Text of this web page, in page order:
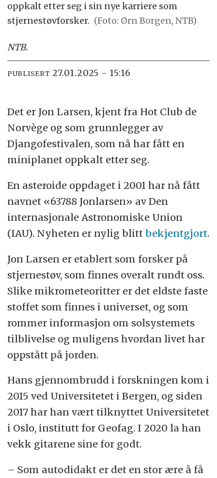
oppkalt etter seg i sin nye karriere som
stjernestøvforsker. (Foto: Ørn Borgen, NTB)
NTB.
PUBLISERT 27.01.2025 - 15:16
Det er Jon Larsen, kjent fra Hot Club de
Norvège og som grunnlegger av
Djangofestivalen, som nå har fått en
miniplanet oppkalt etter seg.
En asteroide oppdaget i 2001 har nå fått
navnet «63788 Jonlarsen» av Den
internasjonale Astronomiske Union
(IAU). Nyheten er nylig blittbekjentgjort.
Jon Larsen er etablert som forsker på
stjernestøv, som finnes overalt rundt oss.
Slike mikrometeoritter er det eldste faste
stoffet som finnes i universet, og som
rommer informasjon om solsystemets
tilblivelse og muligens hvordan livet har
oppstått på jorden.
Hans gjennombrudd i forskningen kom i
2015 ved Universitetet i Bergen, og siden
2017 har han vært tilknyttet Universitetet
i Oslo, institutt for Geofag. I 2020 la han
vekk gitarene sine for godt.
– Som autodidakt er det en stor ære å få